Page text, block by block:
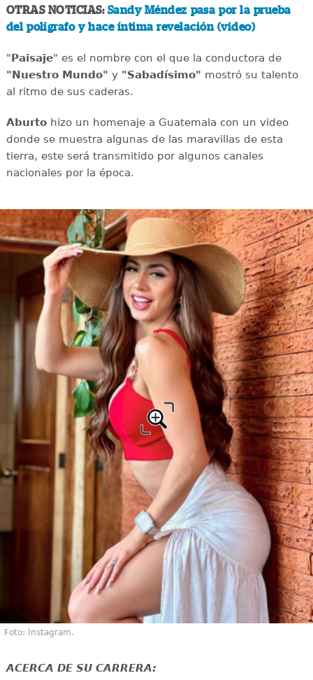
OTRAS NOTICIAS: Sandy Méndez pasa por la prueba
del polígrafo y hace íntima revelación (video)
"Paisaje" es el nombre con el que la conductora de
"Nuestro Mundo" y"Sabadísimo" mostró su talento
al ritmo de sus caderas.
Aburtohizo un homenaje a Guatemala con un video
donde se muestra algunas de las maravillas de esta
tierra, este será transmitido por algunos canales
nacionales por la época.
Foto: Instagram.
ACERCA DE SU CARRERA: